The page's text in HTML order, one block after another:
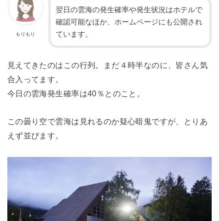
もりもり
翌日の雲海の発生確率や発生状況はホテルで
確認可能なほか、ホームページにも公開され
ています。
見えてきたのはこの行列。
まだ４時半なのに、皆さん気
合入ってます。
今日の雲海発生確率は40％とのこと。
この曇り空で雲海は見れるのか疑心暗鬼ですが、とりあ
えず並びます。